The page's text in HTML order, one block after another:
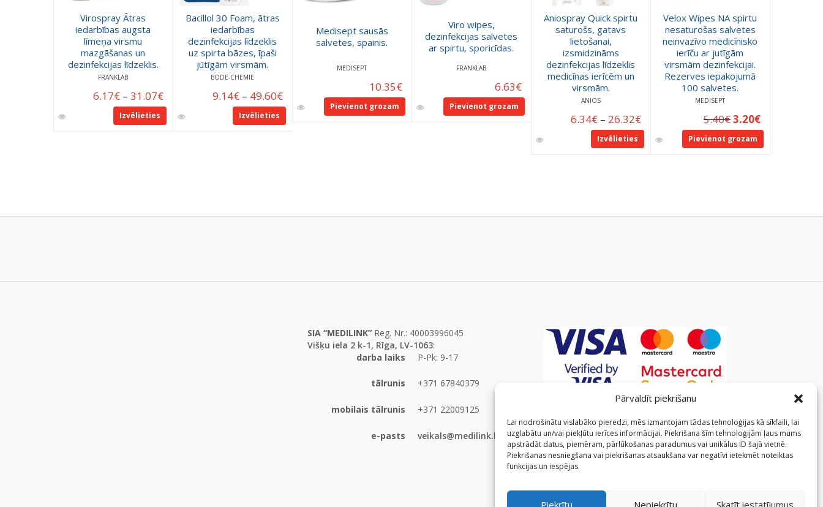
Pārvaldīt piekrišanu
Lai nodrošinātu vislabāko pieredzi, mēs izmantojam tādas tehnoloģijas kā sīkfaili, lai
uzglabātu un/vai piekļūtu ierīces informācijai. Piekrišana šīm tehnoloģijām ļaus mums
apstrādāt datus, piemēram, pārlūkošanas paradumus vai unikālus ID šajā vietnē.
Piekrišanas nesniegšana vai piekrišanas atsaukšana var negatīvi ietekmēt noteiktas
funkcijas un iespējas.
Piekrītu Nepiekrītu Skatīt iestatījumus
Virospray Ātras
iedarbības augsta
līmeņa virsmu
mazgāšanas un
dezinfekcijas līdzeklis.
FRANKLAB
6.17€– 31.07€
Izvēlieties
Bacillol 30 Foam, ātras
iedarbības
dezinfekcijas līdzeklis
uz spirta bāzes, īpaši
jūtīgām virsmām.
BODE-CHEMIE
9.14€– 49.60€
Izvēlieties
Medisept sausās
salvetes, spainis.
MEDISEPT
10.35€
Pievienot grozam
Viro wipes,
dezinfekcijas salvetes
ar spirtu, sporicīdas.
FRANKLAB
6.63€
Pievienot grozam
Aniospray Quick spirtu
saturošs, gatavs
lietošanai,
izsmidzināms
dezinfekcijas līdzeklis
medicīnas ierīcēm un
virsmām.
ANIOS
6.34€– 26.32€
Izvēlieties
Velox Wipes NA spirtu
nesaturošas salvetes
neinvazīvo medicīnisko
ierīču ar jutīgām
virsmām dezinfekcijai.
Rezerves iepakojumā
100 salvetes.
MEDISEPT
5.40€3.20€
Pievienot grozam
SIA “MEDILINK” Reg. Nr.: 40003996045
Višķu iela 2 k-1, Rīga, LV-1063:
darba laiks
P-Pk: 9-17
tālrunis +371 67840379
mobilais tālrunis +371 22009125
e-pasts veikals@medilink.lv